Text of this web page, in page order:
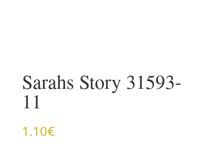
Sarahs Story 31593-
11
1.10€